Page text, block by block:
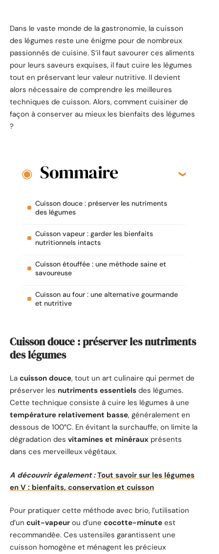
Dans le vaste monde de la gastronomie, la cuisson
des légumes reste une énigme pour de nombreux
passionnés de cuisine. S’il faut savourer ces aliments
pour leurs saveurs exquises, il faut cuire les légumes
tout en préservant leur valeur nutritive. Il devient
alors nécessaire de comprendre les meilleures
techniques de cuisson. Alors, comment cuisiner de
façon à conserver au mieux les bienfaits des légumes
?
Sommaire
Cuisson douce : préserver les nutriments
des légumes
Cuisson vapeur : garder les bienfaits
nutritionnels intacts
Cuisson étouffée : une méthode saine et
savoureuse
Cuisson au four : une alternative gourmande
et nutritive
Cuisson douce : préserver les nutriments
des légumes
La cuisson douce, tout un art culinaire qui permet de
préserver les nutriments essentiels des légumes.
Cette technique consiste à cuire les légumes à une
température relativement basse, généralement en
dessous de 100°C. En évitant la surchauffe, on limite la
dégradation des vitamines et minéraux présents
dans ces merveilleux végétaux.
A découvrir également : Tout savoir sur les légumes
en V : bienfaits, conservation et cuisson
Pour pratiquer cette méthode avec brio, l’utilisation
d’un cuit-vapeur ou d’une cocotte-minute est
recommandée. Ces ustensiles garantissent une
cuisson homogène et ménagent les précieux